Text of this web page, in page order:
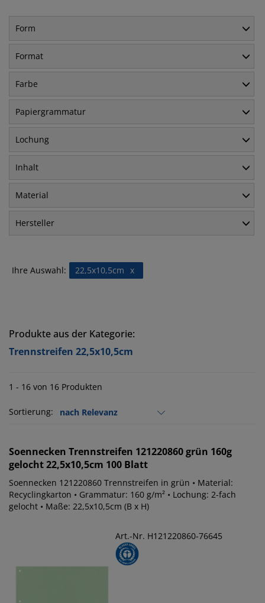
Form
Format
Farbe
Papiergrammatur
Lochung
Inhalt
Material
Hersteller
Ihre Auswahl: x
22,5x10,5cm
Produkte aus der Kategorie:
Trennstreifen 22,5x10,5cm
1 - 16 von 16 Produkten
Sortierung:
Soennecken Trennstreifen 121220860 grün 160g
gelocht 22,5x10,5cm 100 Blatt
Soennecken 121220860 Trennstreifen in grün • Material:
Recyclingkarton • Grammatur: 160 g/m² • Lochung: 2-fach
gelocht • Maße: 22,5x10,5cm (B x H)
Art.-Nr. H121220860-76645